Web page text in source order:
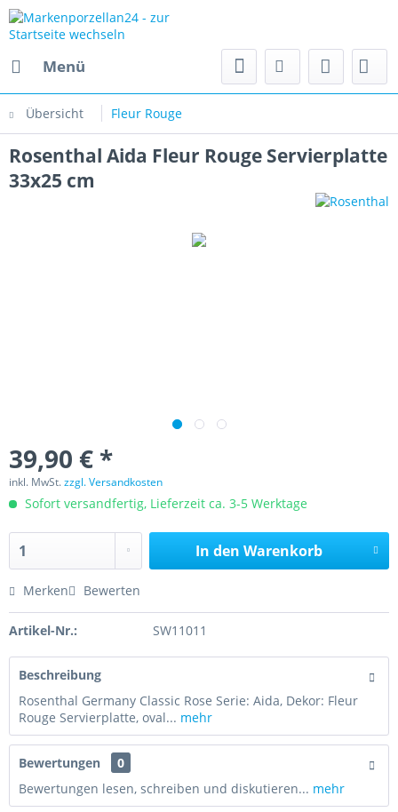
Menü
Übersicht Fleur Rouge
Rosenthal Aida Fleur Rouge Servierplatte
33x25 cm
39,90 € *
inkl. MwSt.zzgl. Versandkosten
Sofort versandfertig, Lieferzeit ca. 3-5 Werktage
In den Warenkorb
Merken Bewerten
Artikel-Nr.: SW11011
Beschreibung
Rosenthal Germany Classic Rose Serie: Aida, Dekor: Fleur
Rouge Servierplatte, oval... mehr
Bewertungen
0
Bewertungen lesen, schreiben und diskutieren... mehr